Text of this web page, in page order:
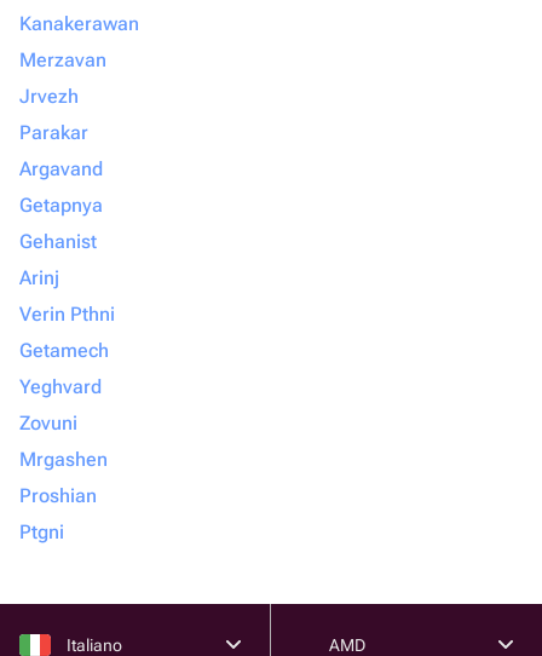
Kanakerawan
Merzavan
Jrvezh
Parakar
Argavand
Getapnya
Gehanist
Arinj
Verin Pthni
Getamech
Yeghvard
Zovuni
Mrgashen
Proshian
Ptgni
Italiano AMD